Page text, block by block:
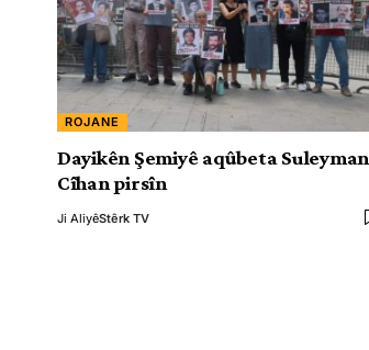
ROJANE
Dayikên Şemiyê aqûbeta Suleyman
Cîhan pirsîn
Ji AliyêStêrk TV